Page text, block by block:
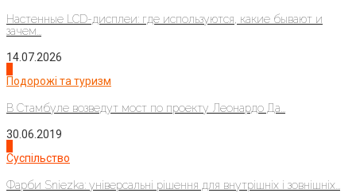
Настенные LCD-дисплеи: где используются, какие бывают и
зачем...
14.07.2026
Подорожі та туризм
В Стамбуле возведут мост по проекту Леонардо Да...
30.06.2019
Суспільство
Фарби Sniezka: універсальні рішення для внутрішніх і зовнішніх...